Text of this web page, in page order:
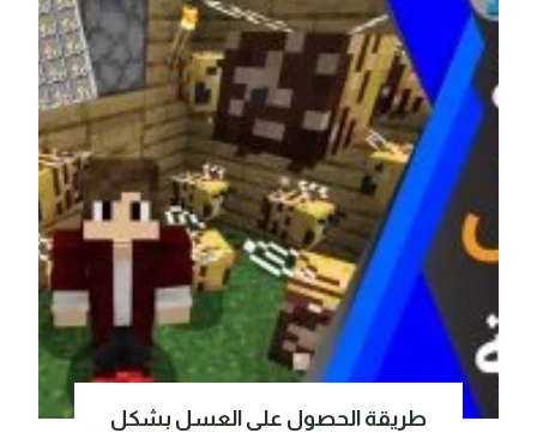
طريقة الحصول على العسل بشكل